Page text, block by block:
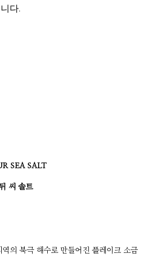
다.
SEA SALT
씨 솔트
의 북극 해수로 만들어진 플레이크 소금